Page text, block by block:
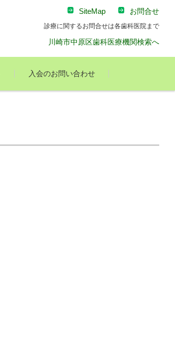
SiteMap お問合せ
診療に関するお問合せは各歯科医院まで
川崎市中原区歯科医療機関検索へ
入会のお問い合わせ